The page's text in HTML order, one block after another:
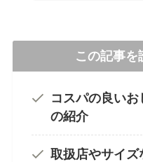
この記事を
コスパの良い
の紹介
取扱店やサイズ